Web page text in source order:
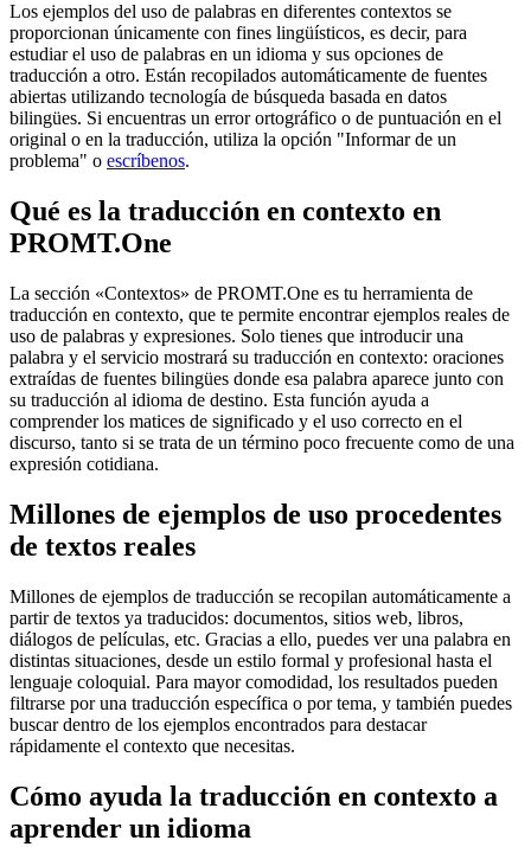
Los ejemplos del uso de palabras en diferentes contextos se
proporcionan únicamente con fines lingüísticos, es decir, para
estudiar el uso de palabras en un idioma y sus opciones de
traducción a otro. Están recopilados automáticamente de fuentes
abiertas utilizando tecnología de búsqueda basada en datos
bilingües. Si encuentras un error ortográfico o de puntuación en el
original o en la traducción, utiliza la opción "Informar de un
problema" o escríbenos.
Qué es la traducción en contexto en
PROMT.One
La sección «Contextos» de PROMT.One es tu herramienta de
traducción en contexto, que te permite encontrar ejemplos reales de
uso de palabras y expresiones. Solo tienes que introducir una
palabra y el servicio mostrará su traducción en contexto: oraciones
extraídas de fuentes bilingües donde esa palabra aparece junto con
su traducción al idioma de destino. Esta función ayuda a
comprender los matices de significado y el uso correcto en el
discurso, tanto si se trata de un término poco frecuente como de una
expresión cotidiana.
Millones de ejemplos de uso procedentes
de textos reales
Millones de ejemplos de traducción se recopilan automáticamente a
partir de textos ya traducidos: documentos, sitios web, libros,
diálogos de películas, etc. Gracias a ello, puedes ver una palabra en
distintas situaciones, desde un estilo formal y profesional hasta el
lenguaje coloquial. Para mayor comodidad, los resultados pueden
filtrarse por una traducción específica o por tema, y también puedes
buscar dentro de los ejemplos encontrados para destacar
rápidamente el contexto que necesitas.
Cómo ayuda la traducción en contexto a
aprender un idioma